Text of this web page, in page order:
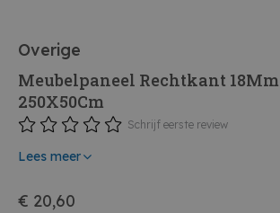
Overige
Meubelpaneel Rechtkant
250X50Cm
Schrijf eerste review
Lees meer
€ 20,60